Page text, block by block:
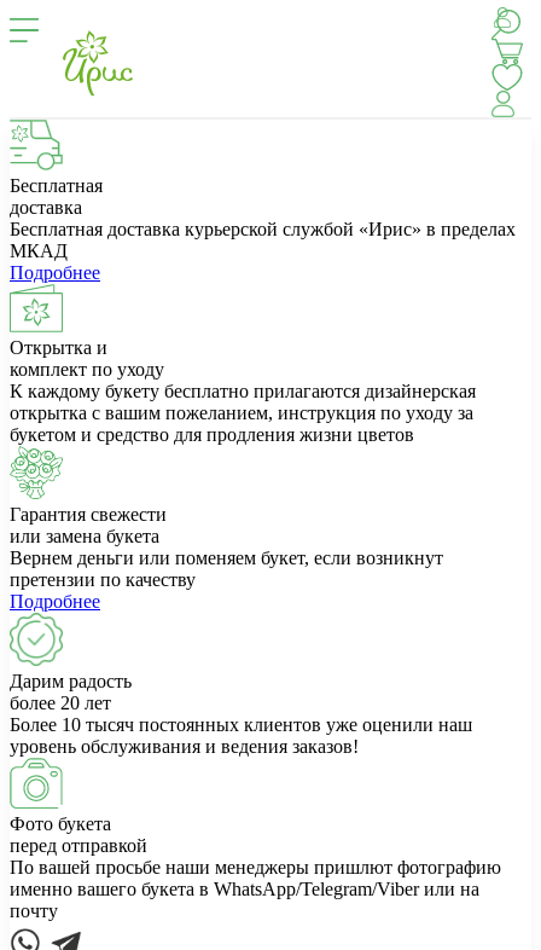
Бесплатная
доставка
Бесплатная доставка курьерской службой «Ирис» в пределах
МКАД
Подробнее
Открытка и
комплект по уходу
К каждому букету бесплатно прилагаются дизайнерская
открытка с вашим пожеланием, инструкция по уходу за
букетом и средство для продления жизни цветов
Гарантия свежести
или замена букета
Вернем деньги или поменяем букет, если возникнут
претензии по качеству
Подробнее
Дарим радость
более 20 лет
Более 10 тысяч постоянных клиентов уже оценили наш
уровень обслуживания и ведения заказов!
Фото букета
перед отправкой
По вашей просьбе наши менеджеры пришлют фотографию
именно вашего букета в WhatsApp/Telegram/Viber или на
почту